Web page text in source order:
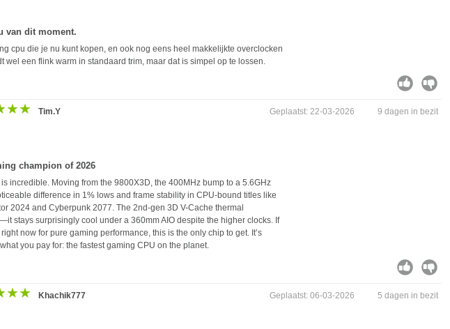
van dit moment.
cpu die je nu kunt kopen, en ook nog eens heel makkelijkte overclocken
wel een flink warm in standaard trim, maar dat is simpel op te lossen.
Tim.Y Geplaatst: 22-03-2026 9 dagen in bezit
champion of 2026
incredible. Moving from the 9800X3D, the 400MHz bump to a 5.6GHz
difference in 1% lows and frame stability in CPU-bound titles like
2024 and Cyberpunk 2077. The 2nd-gen 3D V-Cache thermal
stays surprisingly cool under a 360mm AIO despite the higher clocks. If
now for pure gaming performance, this is the only chip to get. It’s
you pay for: the fastest gaming CPU on the planet.
Khachik777 Geplaatst: 06-03-2026 5 dagen in bezit